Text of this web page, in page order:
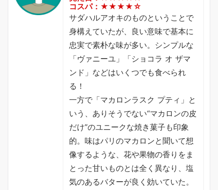
コスパ：★★★★☆
サダハルアオキのものということで
身構えていたが、良い意味で基本に
忠実で素朴な味が多い。シンプルな
「ヴァニーユ」「ショコラ オ ザマ
ンド」などはいくつでも食べられ
る！
一方で「マカロンラスク プティ」と
いう、ありそうでない“マカロンの皮
だけ”のユニークな焼き菓子も印象
的。味はパリのマカロンと聞いて想
像するような、花や果物の香りをま
とった甘いものとは全く異なり、塩
気のあるバターが良く効いていた。